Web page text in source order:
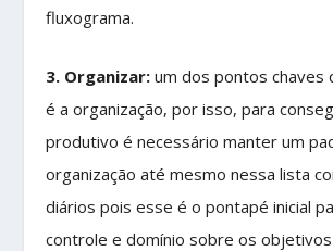
fluxograma.
3. Organizar:um dos pontos chaves
é a organização, por isso, para
produtivo é necessário manter um
organização até mesmo nessa lista
diários pois esse é o pontapé inicial
controle e domínio sobre os objetivos